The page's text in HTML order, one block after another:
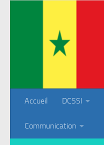
Accueil DCSSI
Communication